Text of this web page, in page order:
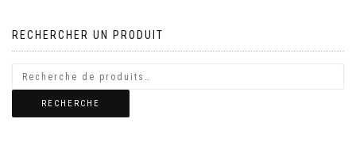
l’article
RECHERCHER UN PRODUIT
RECHERCHE